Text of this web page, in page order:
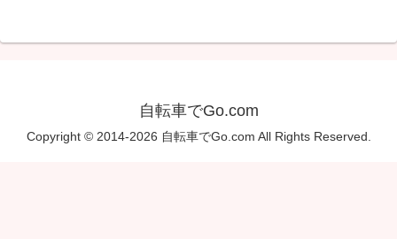
自転車でGo.com
Copyright © 2014-2026 自転車でGo.com All Rights Reserved.